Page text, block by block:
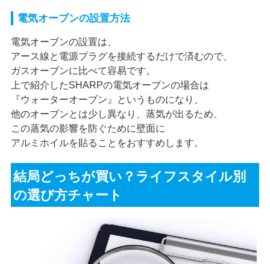
電気オーブンの設置方法
電気オーブンの設置は、
アース線と電源プラグを接続するだけで済むので、
ガスオーブンに比べて容易です。
上で紹介したSHARPの電気オーブンの場合は
『ウォーターオーブン』というものになり、
他のオーブンとは少し異なり、蒸気が出るため、
この蒸気の影響を防ぐために壁面に
アルミホイルを貼ることをおすすめします。
結局どっちが買い？ライフスタイル別
の選び方チャート